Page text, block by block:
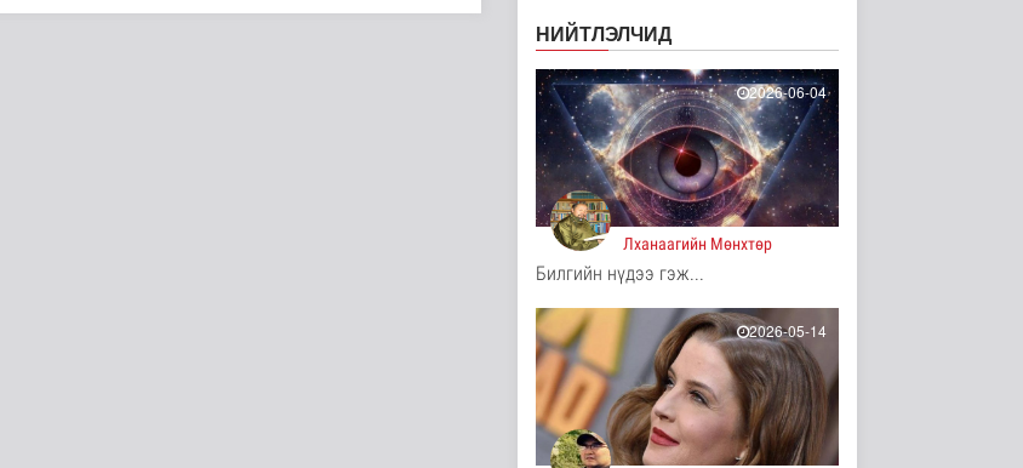
могойд хатгуулахаас
сэрэмжлээрэй
Эрүүл мэнд
11 цаг 44 минутын өмнө
Ц.Идэрбат: Мал
эмнэлгийн салбарын
өрсөлдөх чадва..
Нийгэм
11 цаг 53 минутын өмнө
салбарт “Oxus Metals
Улс төр
11 цаг 7 минутын өмнө
COP17 хурлын үеэр
"Нарантуул",
"Дүнжингарав" худ..
Нийгэм
НИЙТЛЭЛЧИД
2026-06-04
Лханаагийн Мөнхтөр
Билгийн нүдээ гэж...
2026-05-14